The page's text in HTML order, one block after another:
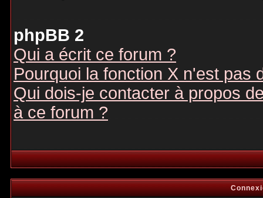
phpBB 2
Qui a écrit ce forum ?
Pourquoi la fonction X n'est pas
Qui dois-je contacter à propos
à ce forum ?